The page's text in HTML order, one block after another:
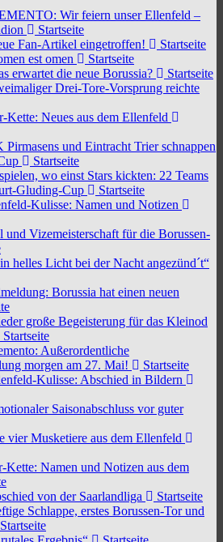
Wir feiern unser Ellenfeld –
Startseite
Fan-Artikel eingetroffen!
Startseite
est omen
Startseite
erwartet die neue Borussia?
Startseite
Drei-Tore-Vorsprung reichte
Kette: Neues aus dem Ellenfeld
Pirmasens und Eintracht Trier schnappen
Startseite
wo einst Stars kickten: 22 Teams
Gluding-Cup
Startseite
Kulisse: Namen und Notizen
und Vizemeisterschaft für die Borussen-
helles Licht bei der Nacht angezünd´t“
Borussia hat einen neuen
große Begeisterung für das Kleinod
Startseite
Außerordentliche
morgen am 27. Mai!
Startseite
Kulisse: Abschied in Bildern
Saisonabschluss vor guter
vier Musketiere aus dem Ellenfeld
Kette: Namen und Notizen aus dem
von der Saarlandliga
Startseite
Schlappe, erstes Borussen-Tor und
Startseite